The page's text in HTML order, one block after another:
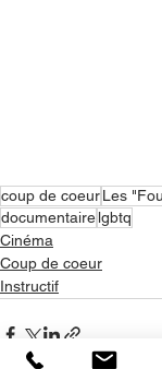
coup de coeurLes
documentairelgbtq
Cinéma
Coup de coeur
Instructif